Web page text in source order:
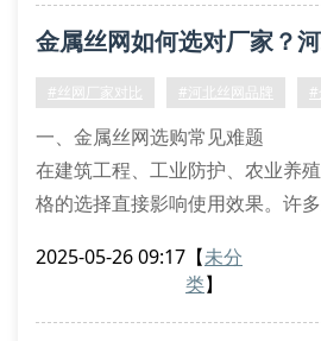
准艺独创的准静态多向编织技术
纹编织的力学局限，经有限元分
金属丝网如何选对厂家？
#丝网厂家对比 #河北丝网品牌 #
一、金属丝网选购常见难题
在建筑工程、工业防护、农业养
格的选择直接影响使用效果。许
河北某食品厂曾因选错不锈钢丝
2025-05-26 09:17 【未分
类】